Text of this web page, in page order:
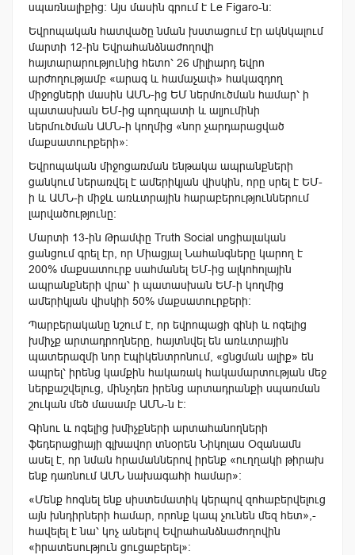
սպառնալիքից: Այս մասին գրում է Le Figaro-ն։
Եվրոպական հատվածը նման խստացում էր ակնկալում
մարտի 12-ին Եվրահանձնաժողովի
հայտարարությունից հետո՝ 26 միլիարդ եվրո
արժողությամբ «արագ և համաչափ» հակազդող
միջոցների մասին ԱՄՆ-ից ԵՄ ներմուծման համար՝ ի
պատասխան ԵՄ-ից պողպատի և ալյումինի
ներմուծման ԱՄՆ-ի կողմից «նոր չարդարացված
մաքսատուրքերի»:
Եվրոպական միջոցառման ենթակա ապրանքների
ցանկում ներառվել է ամերիկյան վիսկին, որը սրել է ԵՄ-
ի և ԱՄՆ-ի միջև առևտրային հարաբերություններում
լարվածությունը։
Մարտի 13-ին Թրամփը Truth Social սոցիալական
ցանցում գրել էր, որ Միացյալ Նահանգները կարող է
200% մաքսատուրք սահմանել ԵՄ-ից ալկոհոլային
ապրանքների վրա՝ ի պատասխան ԵՄ-ի կողմից
ամերիկյան վիսկիի 50% մաքսատուրքերի։
Պարբերականը նշում է, որ եվրոպացի գինի և ոգելից
խմիչք արտադրողները, հայտնվել են առևտրային
պատերազմի նոր էպիկենտրոնում, «ցնցման ալիք» են
ապրել՝ իրենց կամքին հակառակ հակամարտության մեջ
ներքաշվելուց, մինչդեռ իրենց արտադրանքի սպառման
շուկան մեծ մասամբ ԱՄՆ-ն է։
Գինու և ոգելից խմիչքների արտահանողների
ֆեդերացիայի գլխավոր տնօրեն Նիկոլաս Օզանամն
ասել է, որ նման հրամաններով իրենք «ուղղակի թիրախ
ենք դառնում ԱՄՆ նախագահի համար»։
«Մենք հոգնել ենք սիստեմատիկ կերպով զոհաբերվելուց
այն խնդիրների համար, որոնք կապ չունեն մեզ հետ»,-
հավելել է նա՝ կոչ անելով Եվրահանձնաժողովին
«իրատեսություն ցուցաբերել»։